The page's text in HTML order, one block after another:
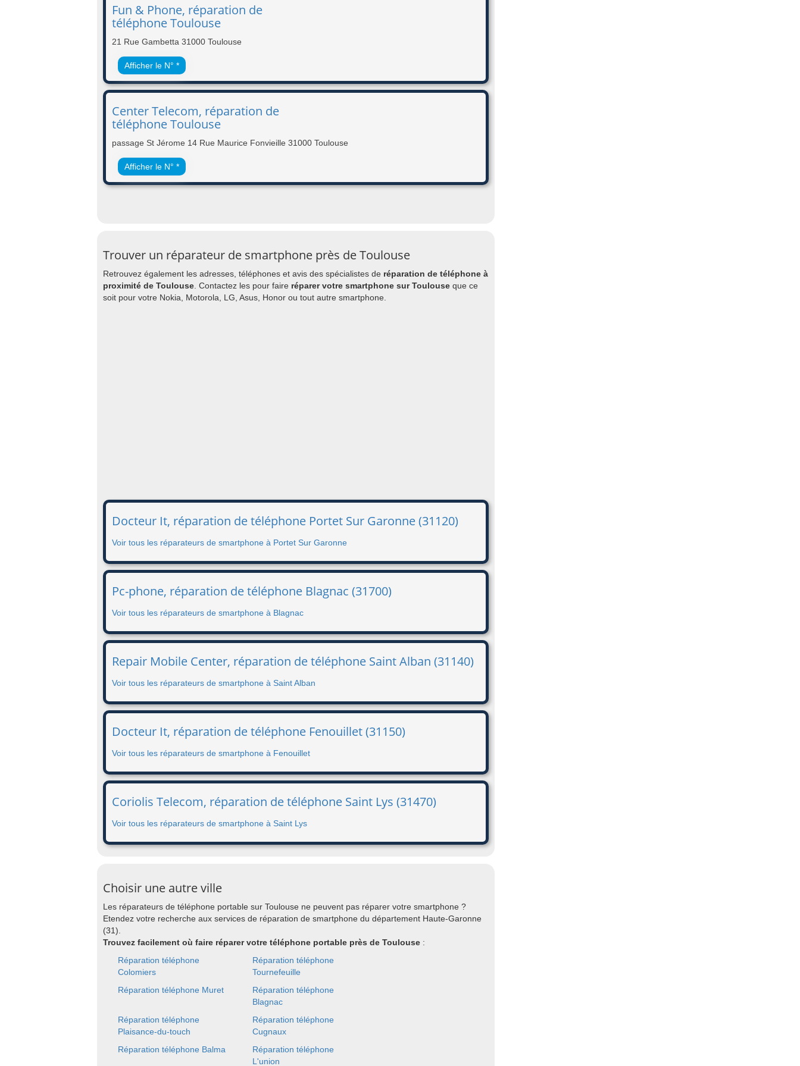
Fun & Phone, réparation de
téléphone Toulouse
21 Rue Gambetta 31000 Toulouse
Afficher le N° *
Center Telecom, réparation de
téléphone Toulouse
passage St Jérome 14 Rue Maurice Fonvieille 31000 Toulouse
Afficher le N° *
Trouver un réparateur de smartphone près de Toulouse
Retrouvez également les adresses, téléphones et avis des spécialistes de réparation de téléphone à
proximité de Toulouse . Contactez les pour faire réparer votre smartphone sur Toulouse que ce
soit pour votre Nokia, Motorola, LG, Asus, Honor ou tout autre smartphone.
Docteur It, réparation de téléphone Portet Sur Garonne (31120)
Voir tous les réparateurs de smartphone à Portet Sur Garonne
Pc-phone, réparation de téléphone Blagnac (31700)
Voir tous les réparateurs de smartphone à Blagnac
Repair Mobile Center, réparation de téléphone Saint Alban (31140)
Voir tous les réparateurs de smartphone à Saint Alban
Docteur It, réparation de téléphone Fenouillet (31150)
Voir tous les réparateurs de smartphone à Fenouillet
Coriolis Telecom, réparation de téléphone Saint Lys (31470)
Voir tous les réparateurs de smartphone à Saint Lys
Choisir une autre ville
Les réparateurs de téléphone portable sur Toulouse ne peuvent pas réparer votre smartphone ?
Etendez votre recherche aux services de réparation de smartphone du département Haute-Garonne
(31).
Trouvez facilement où faire réparer votre téléphone portable près de Toulouse :
Réparation téléphone
Colomiers
Réparation téléphone
Tournefeuille
Réparation téléphone Muret
Réparation téléphone
Blagnac
Réparation téléphone
Plaisance-du-touch
Réparation téléphone
Cugnaux
Réparation téléphone Balma
Réparation téléphone
L'union